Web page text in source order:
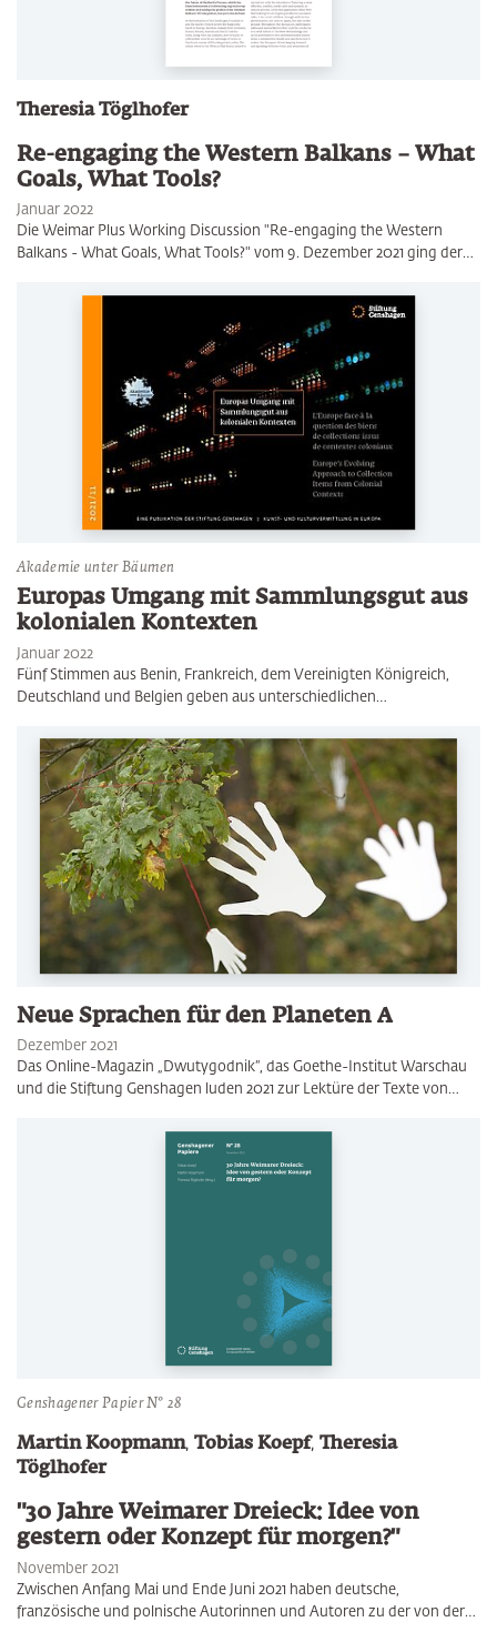
Theresia Töglhofer
Re-engaging the Western Balkans – What
Goals, What Tools?
Januar 2022
Die Weimar Plus Working Discussion "Re-engaging the Western
Balkans - What Goals, What Tools?" vom 9. Dezember 2021 ging der…
Akademie unter Bäumen
Europas Umgang mit Sammlungsgut aus
kolonialen Kontexten
Januar 2022
Fünf Stimmen aus Benin, Frankreich, dem Vereinigten Königreich,
Deutschland und Belgien geben aus unterschiedlichen…
Neue Sprachen für den Planeten A
Dezember 2021
Das Online-Magazin „Dwutygodnik“, das Goethe-Institut Warschau
und die Stiftung Genshagen luden 2021 zur Lektüre der Texte von…
Genshagener Papier N° 28
Martin Koopmann, Tobias Koepf, Theresia
Töglhofer
"30 Jahre Weimarer Dreieck: Idee von
gestern oder Konzept für morgen?"
November 2021
Zwischen Anfang Mai und Ende Juni 2021 haben deutsche,
französische und polnische Autorinnen und Autoren zu der von der…